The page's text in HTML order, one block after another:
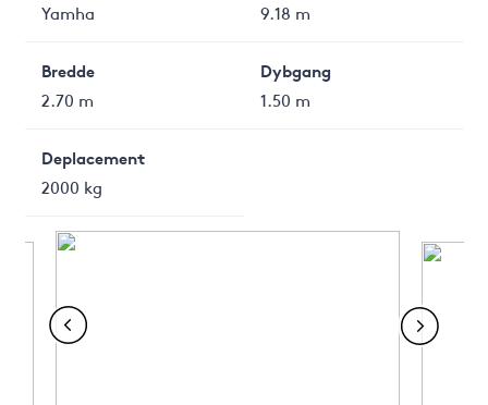
Yamha
9.18 m
Bredde
2.70 m
Dybgang
1.50 m
Deplacement
2000 kg